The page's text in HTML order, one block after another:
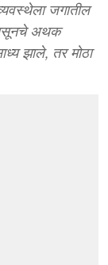
जगातील
अथक
झाले, तर मोठा